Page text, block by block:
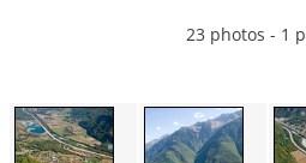
23 photos - 1